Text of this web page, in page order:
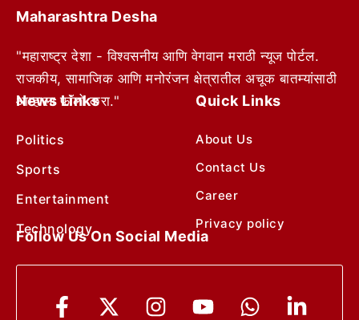
Maharashtra Desha
"महाराष्ट्र देशा - विश्वसनीय आणि वेगवान मराठी न्यूज पोर्टल.
राजकीय, सामाजिक आणि मनोरंजन क्षेत्रातील अचूक बातम्यांसाठी
आम्हाला फॉलो करा."
News Links
Politics
Sports
Entertainment
Technology
Quick Links
About Us
Contact Us
Career
Privacy policy
Follow Us On Social Media